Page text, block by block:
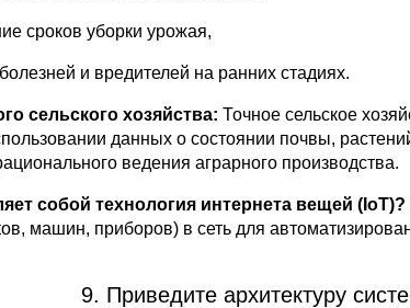
сроков уборки урожая,
и вредителей на ранних стадиях.
сельского хозяйства: Точное сельское
данных о состоянии почвы,
ведения аграрного производства.
собой технология интернета вещей (IoT)?
машин, приборов) в сеть для
9. Приведите архитектуру